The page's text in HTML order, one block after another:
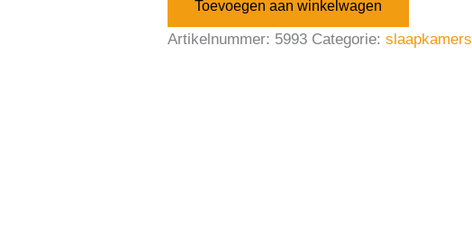
Toevoegen aan winkelwagen
Artikelnummer: 5993 Categorie: slaapkamers